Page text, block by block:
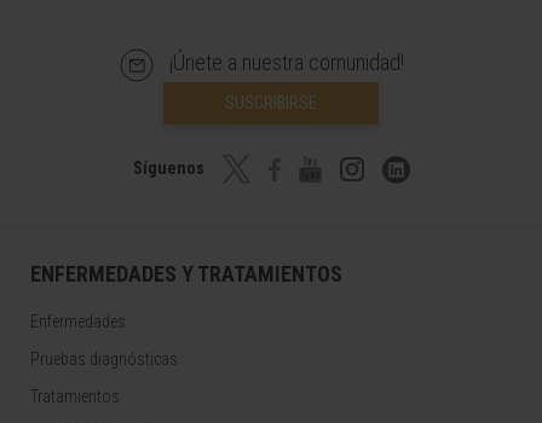
¡Únete a nuestra comunidad!
SUSCRIBIRSE
Síguenos
ENFERMEDADES Y TRATAMIENTOS
Enfermedades
Pruebas diagnósticas
Tratamientos